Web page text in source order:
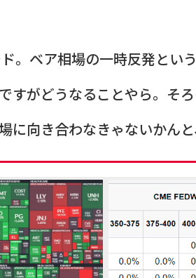
。ベア相場の一時反発とい
すがどうなることやら。そ
に向き合わなきゃないかんと